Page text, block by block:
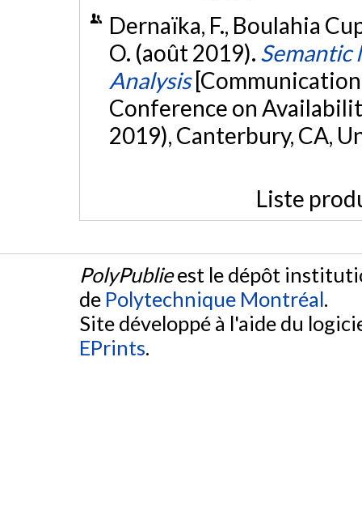
Dernaïka, F., Boulahia
O. (août 2019). Semantic
Analysis
Conference on
2019), Canterbury, CA,
Liste
PolyPublieest le dépôt
de Polytechnique Montréal.
Site développé à l'aide du
EPrints.